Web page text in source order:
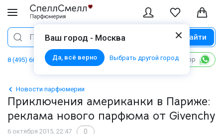
Ваш город - Москва
Да, всё верно Выбрать другой город
Поиск Найти
8 (495) 668 06 02 Написать в WhatsApp
Новости парфюмерии
Приключения американки в Париже:
реклама нового парфюма от Givenchy
6 октября 2015, 22:47 0